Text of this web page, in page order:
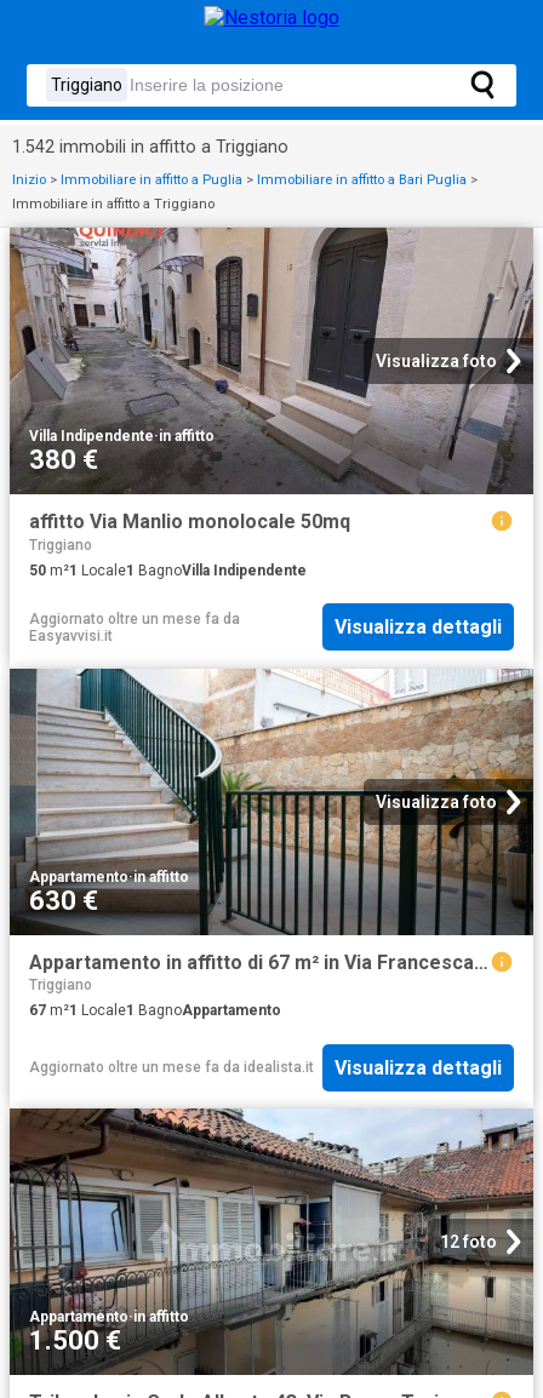
1.542 immobili in affitto a Triggiano
Inizio > Immobiliare in affitto a Puglia > Immobiliare in affitto a Bari Puglia >
Immobiliare in affitto a Triggiano
Visualizza foto
Villa Indipendente·in affitto
380 €
affitto Via Manlio monolocale 50mq
Triggiano
50 m²1 Locale1 BagnoVilla Indipendente
Aggiornato oltre un mese fa da
Easyavvisi.it
Visualizza dettagli
Visualizza foto
Appartamento·in affitto
630 €
Appartamento in affitto di 67 m² in Via Francesca Fallacara
Triggiano
67 m²1 Locale1 BagnoAppartamento
Aggiornato oltre un mese fa da idealista.it Visualizza dettagli
12 foto
Appartamento·in affitto
1.500 €